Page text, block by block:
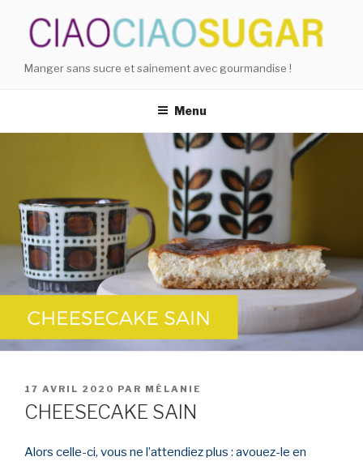
contenu
principal
Manger sans sucre et sainement avec gourmandise !
Menu
PUBLIÉ
LE
17 AVRIL 2020 PAR MÉLANIE
CHEESECAKE SAIN
Alors celle-ci, vous ne l’attendiez plus : avouez-le en